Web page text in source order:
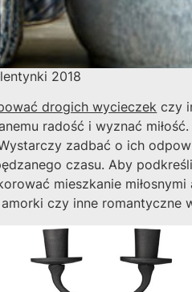
2018
drogich wycieczek czy
radość i wyznać
zadbać o ich
czasu. Aby
mieszkanie
czy inne romantyczne